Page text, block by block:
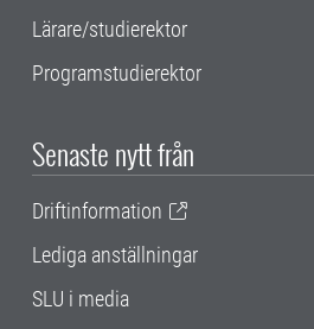
Lärare/studierektor
Programstudierektor
Senaste nytt från
Driftinformation
Lediga anställningar
SLU i media